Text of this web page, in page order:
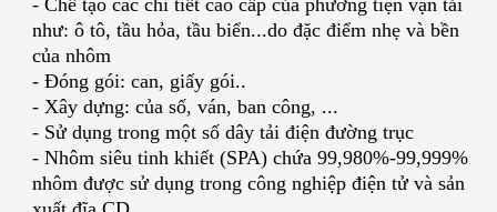
như: ô tô, tầu hỏa, tầu biển...do đặc điểm nhẹ và bền
của nhôm
- Đóng gói: can, giấy gói..
- Xây dựng: của số, ván, ban công, ...
- Sử dụng trong một số dây tải điện đường trục
- Nhôm siêu tinh khiết (SPA) chứa 99,980%-99,999%
nhôm được sử dụng trong công nghiệp điện tử và sản